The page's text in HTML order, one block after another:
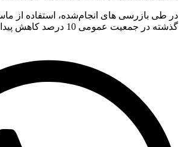
بازرسی های انجام‌شده، استفاده از ماسک
جمعیت عمومی 10 درصد کاهش پیدا کرده است.